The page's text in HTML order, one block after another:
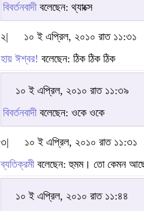
বিবর্তনবাদীবলেছেন: থ্যাংক্স
২|
১০ ই এপ্রিল, ২০১০ রাত ১১:৩১
হায় ঈশ্বর! বলেছেন: ঠিক ঠিক ঠিক
১০ ই এপ্রিল, ২০১০ রাত ১১:৩৯
বিবর্তনবাদীবলেছেন: ওকে ওকে
৩|
১০ ই এপ্রিল, ২০১০ রাত ১১:৩১
ব্যতিক্রমীবলেছেন: হুমম। তো কেমন
১০ ই এপ্রিল, ২০১০ রাত ১১:৪৪